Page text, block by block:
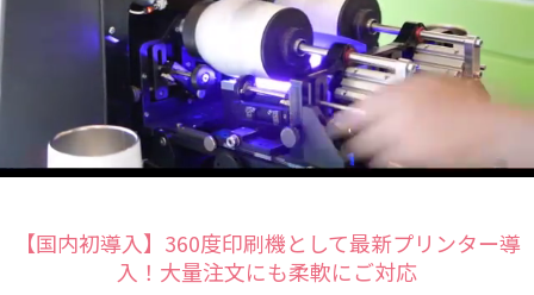
【国内初導入】360度印刷機として最新プリンター導
入！大量注文にも柔軟にご対応